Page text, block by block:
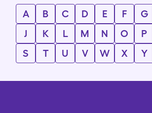
A B C D E F G
J
K L M N O P
S
T U V W X Y